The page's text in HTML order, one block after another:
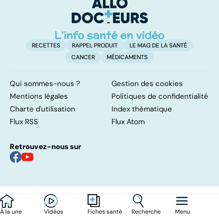
À la une Vidéos Fiches santé Recherche Menu
hyperactivité
touché
RECETTES RAPPEL PRODUIT
LE MAG DE LA SANTÉ
CANCER
MÉDICAMENTS
Qui sommes-nous ?
Gestion des cookies
Mentions légales
Politiques de confidentialité
Charte d'utilisation
Index thématique
Flux RSS
Flux Atom
Retrouvez-nous sur